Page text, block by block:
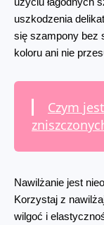
uszkodzenia
się szampony bez
koloru ani nie
Czym
Nawilżanie jest
Korzystaj z
wilgoć i